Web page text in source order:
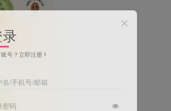
号？立即注册
名/手机号/邮箱
密码